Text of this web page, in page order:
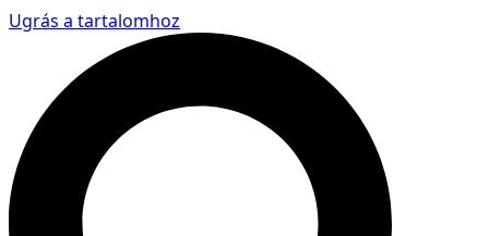
Ugrás a tartalomhoz